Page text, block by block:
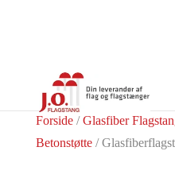
Forside/Glasfiber
Betonstøtte/